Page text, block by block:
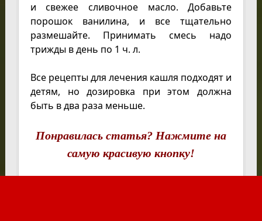
и свежее сливочное масло. Добавьте
порошок ванилина, и все тщательно
размешайте. Принимать смесь надо
трижды в день по 1 ч. л.
Все рецепты для лечения кашля подходят и
детям, но дозировка при этом должна
быть в два раза меньше.
Понравилась статья? Нажмите на
самую красивую кнопку!